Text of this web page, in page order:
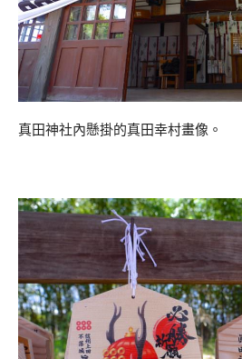
真田神社內懸掛的真田幸村畫像。